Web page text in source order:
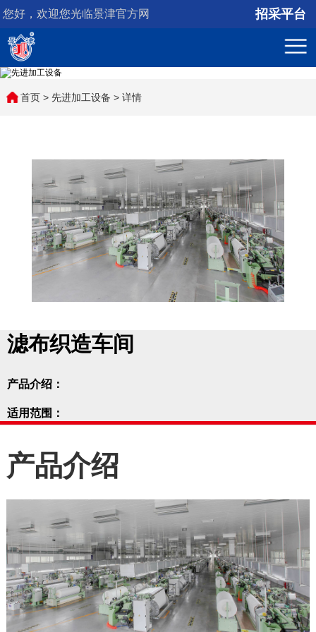
您好，欢迎您光临景津官方网
站！
招采平台
首页> 先进加工设备 > 详情
滤布织造车间
产品介绍：
适用范围：
产品介绍